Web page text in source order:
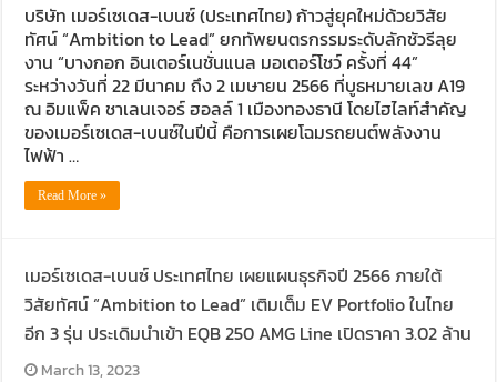
บริษัท เมอร์เซเดส-เบนซ์ (ประเทศไทย) ก้าวสู่ยุคใหม่ด้วยวิสัย
ทัศน์ “Ambition to Lead” ยกทัพยนตรกรรมระดับลักชัวรีลุย
งาน “บางกอก อินเตอร์เนชั่นแนล มอเตอร์โชว์ ครั้งที่ 44”
ระหว่างวันที่ 22 มีนาคม ถึง 2 เมษายน 2566 ที่บูธหมายเลข A19
ณ อิมแพ็ค ชาเลนเจอร์ ฮอลล์ 1 เมืองทองธานี โดยไฮไลท์สำคัญ
ของเมอร์เซเดส-เบนซ์ในปีนี้ คือการเผยโฉมรถยนต์พลังงาน
ไฟฟ้า …
Read More »
เมอร์เซเดส-เบนซ์ ประเทศไทย เผยแผนธุรกิจปี 2566 ภายใต้
วิสัยทัศน์ “Ambition to Lead” เติมเต็ม EV Portfolio ในไทย
อีก 3 รุ่น ประเดิมนำเข้า EQB 250 AMG Line เปิดราคา 3.02 ล้าน
March 13, 2023